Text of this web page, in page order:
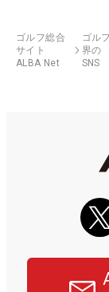
ゴルフ総合
サイト
ALBA Net
ゴルフ
界の
SNS